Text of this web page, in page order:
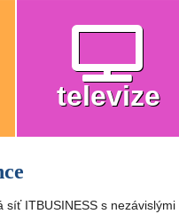
televize
síť ITBUSINESS s nezávislými